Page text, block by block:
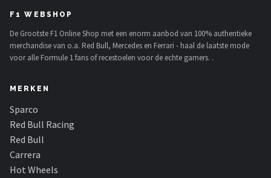
Playseat®
Alle merken →
F1 WEBSHOP
De Grootste F1 Online Shop met een enorm aanbod van 100% authentieke
merchandise van o.a. Red Bull, Mercedes en Ferrari - haal de laatste mode
voor alle Formule 1 fans of recestoelen voor de echte gamers. .
MERKEN
Sparco
Red Bull Racing
Red Bull
Carrera
Hot Wheels